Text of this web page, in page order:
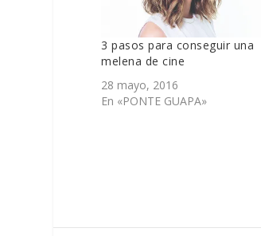
3 pasos para conseguir una
melena de cine
28 mayo, 2016
En «PONTE GUAPA»